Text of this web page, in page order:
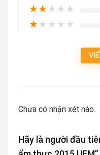
★★★★★
★★★★★
Chưa có nhận xét nào.
Hãy là người đầu